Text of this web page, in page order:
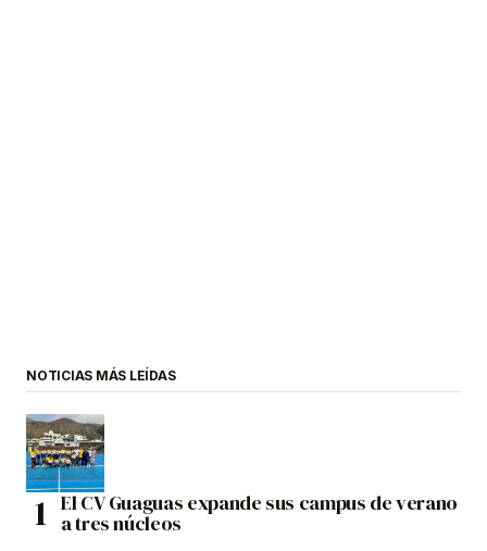
NOTICIAS MÁS LEÍDAS
El CV Guaguas expande sus campus de verano
a tres núcleos